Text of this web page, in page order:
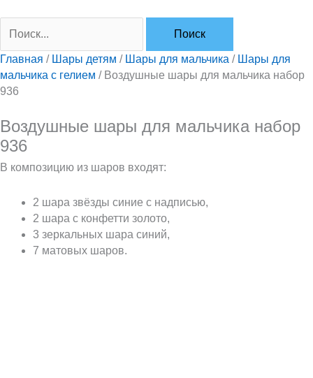
Главная / Шары детям / Шары для мальчика / Шары для
мальчика с гелием / Воздушные шары для мальчика набор
936
Воздушные шары для мальчика набор
936
В композицию из шаров входят:
2 шара звёзды синие с надписью,
2 шара с конфетти золото,
3 зеркальных шара синий,
7 матовых шаров.